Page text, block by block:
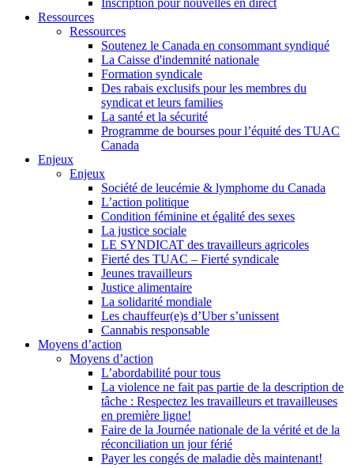
Inscription pour nouvelles en direct
Ressources
Ressources
Soutenez le Canada en consommant syndiqué
La Caisse d'indemnité nationale
Formation syndicale
Des rabais exclusifs pour les membres du
syndicat et leurs families
La santé et la sécurité
Programme de bourses pour l’équité des TUAC
Canada
Enjeux
Enjeux
Société de leucémie & lymphome du Canada
L’action politique
Condition féminine et égalité des sexes
La justice sociale
LE SYNDICAT des travailleurs agricoles
Fierté des TUAC – Fierté syndicale
Jeunes travailleurs
Justice alimentaire
La solidarité mondiale
Les chauffeur(e)s d’Uber s’unissent
Cannabis responsable
Moyens d’action
Moyens d’action
L’abordabilité pour tous
La violence ne fait pas partie de la description de
tâche : Respectez les travailleurs et travailleuses
en première ligne!
Faire de la Journée nationale de la vérité et de la
réconciliation un jour férié
Payer les congés de maladie dès maintenant!